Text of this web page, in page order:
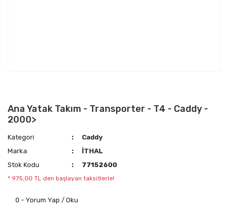
Ana Yatak Takım - Transporter - T4 - Caddy -
2000>
Kategori
Caddy
Marka
İTHAL
Stok Kodu
77152600
* 975,00 TL den başlayan taksitlerle!
0 - Yorum Yap / Oku